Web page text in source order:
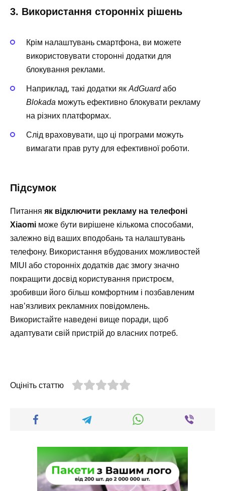
3. Використання сторонніх рішень
Крім налаштувань смартфона, ви можете
використовувати сторонні додатки для
блокування реклами.
Наприклад, такі додатки як AdGuardабо
Blokada можуть ефективно блокувати рекламу
на різних платформах.
Слід враховувати, що ці програми можуть
вимагати прав руту для ефективної роботи.
Підсумок
Питання як відключити рекламу на телефоні
Xiaomi може бути вирішене кількома способами,
залежно від ваших вподобань та налаштувань
телефону. Використання вбудованих можливостей
MIUI або сторонніх додатків дає змогу значно
покращити досвід користування пристроєм,
зробивши його більш комфортним і позбавленим
нав’язливих рекламних повідомлень.
Використайте наведені вище поради, щоб
адаптувати свій пристрій до власних потреб.
Оцініть статтю